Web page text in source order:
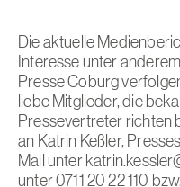
Die aktuelle
Interesse unter
Presse Coburg
liebe Mitglieder, die
Pressevertreter richten
an Katrin Keßler,
Mail unter
unter 0711 20 22 110